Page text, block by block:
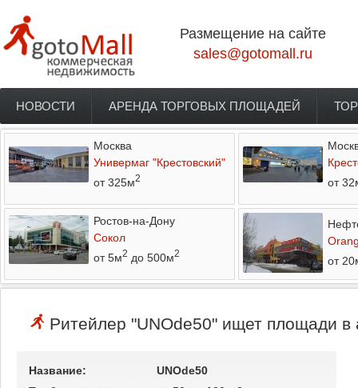
Размещение на сайте
sales@gotomall.ru
Главное меню
НОВОСТИ АРЕНДА ТОРГОВЫХ ПЛОЩАДЕЙ
Москва
Универмаг "Крестовский"
от 325м2
от
Ростов-на-Дону
Сокол
от 5м2 до 500м2
от
Ритейлер "UNOde50" ищет площади в
Название:
UNOde50